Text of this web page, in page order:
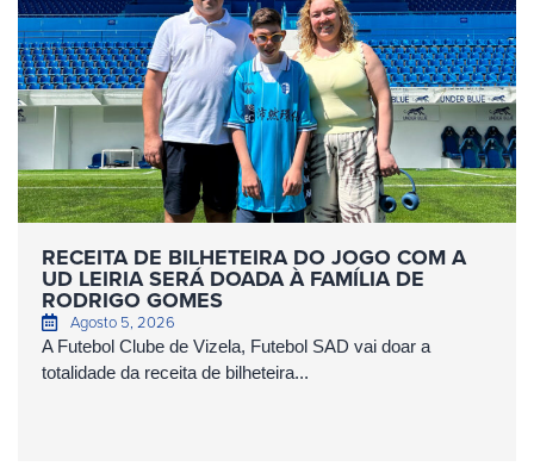
RECEITA DE BILHETEIRA DO JOGO COM A
UD LEIRIA SERÁ DOADA À FAMÍLIA DE
RODRIGO GOMES
Agosto 5, 2026
A Futebol Clube de Vizela, Futebol SAD vai doar a
totalidade da receita de bilheteira...